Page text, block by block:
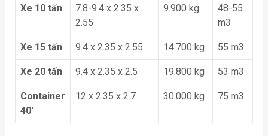
Xe 10 tấn
7.8-9.4 x 2.35 x
2.55
9.900 kg
48-55
m3
Xe 15 tấn 9.4 x 2.35 x 2.55 14.700 kg 55 m3
Xe 20 tấn 9.4 x 2.35 x 2.5 19.800 kg 53 m3
Container
40′
12 x 2.35 x 2.7 30.000 kg 75 m3